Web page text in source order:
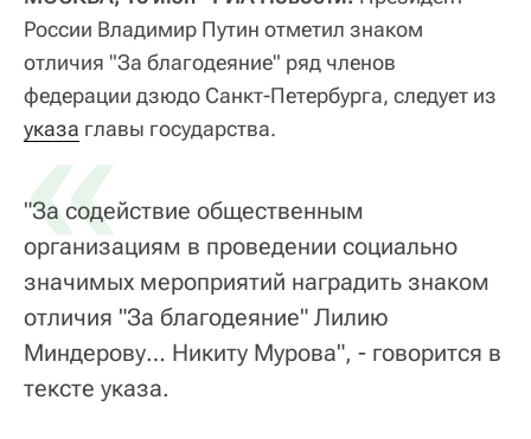
России Владимир Путин отметил знаком
отличия "За благодеяние" ряд членов
федерации дзюдо Санкт-Петербурга, следует из
указа главы государства.
«
"За содействие общественным
организациям в проведении социально
значимых мероприятий наградить знаком
отличия "За благодеяние" Лилию
Миндерову… Никиту Мурова", - говорится в
тексте указа.